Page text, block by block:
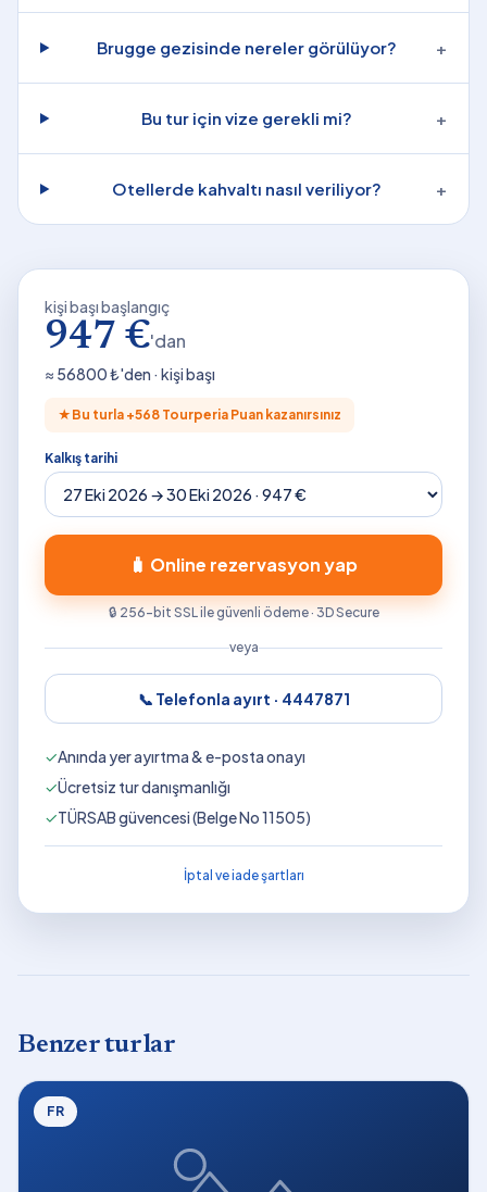
Brugge gezisinde nereler görülüyor? +
Bu tur için vize gerekli mi? +
Otellerde kahvaltı nasıl veriliyor? +
kişi başı başlangıç
947 €'dan
≈ 56800₺'den · kişi başı
★ Bu turla +568 Tourperia Puan kazanırsınız
Kalkış tarihi
🧳 Online rezervasyon yap
🔒 256-bit SSL ile güvenli ödeme · 3D Secure
veya
📞 Telefonla ayırt · 4447871
✓Anında yer ayırtma & e-posta onayı
✓Ücretsiz tur danışmanlığı
✓TÜRSAB güvencesi (Belge No 11505)
İptal ve iade şartları
Benzer turlar
FR